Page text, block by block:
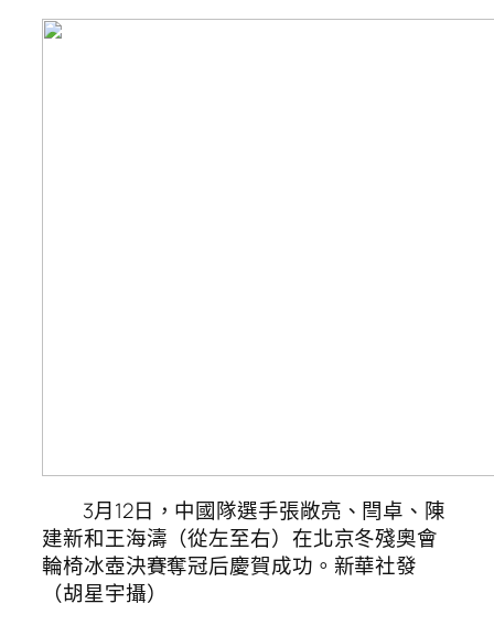
3月12日，中國隊選手張敞亮、閆卓、陳
建新和王海濤（從左至右）在北京冬殘奧會
輪椅冰壺決賽奪冠后慶賀成功。新華社發
（胡星宇攝）